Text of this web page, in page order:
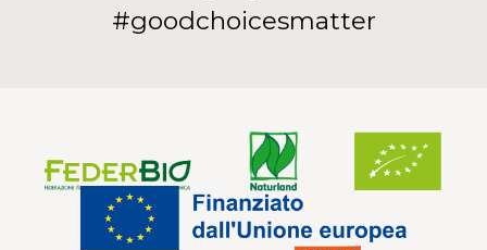
#goodchoicesmatter